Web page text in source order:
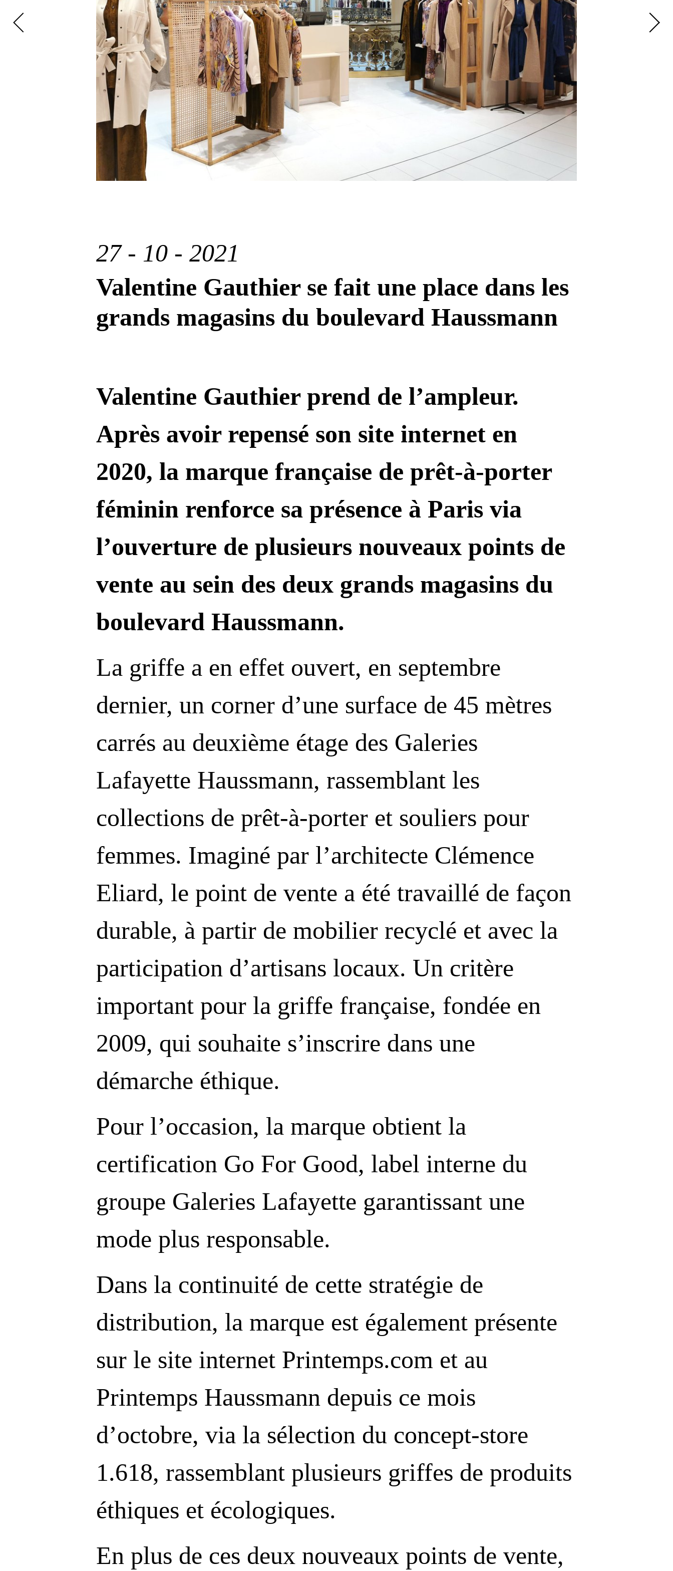
27 - 10 - 2021
Valentine Gauthier se fait une place dans les
grands magasins du boulevard Haussmann
Valentine Gauthier prend de l’ampleur.
Après avoir repensé son site internet en
2020, la marque française de prêt-à-porter
féminin renforce sa présence à Paris via
l’ouverture de plusieurs nouveaux points de
vente au sein des deux grands magasins du
boulevard Haussmann.
La griffe a en effet ouvert, en septembre
dernier, un corner d’une surface de 45 mètres
carrés au deuxième étage des Galeries
Lafayette Haussmann, rassemblant les
collections de prêt-à-porter et souliers pour
femmes. Imaginé par l’architecte Clémence
Eliard, le point de vente a été travaillé de façon
durable, à partir de mobilier recyclé et avec la
participation d’artisans locaux. Un critère
important pour la griffe française, fondée en
2009, qui souhaite s’inscrire dans une
démarche éthique.
Pour l’occasion, la marque obtient la
certification Go For Good, label interne du
groupe Galeries Lafayette garantissant une
mode plus responsable.
Dans la continuité de cette stratégie de
distribution, la marque est également présente
sur le site internet Printemps.com et au
Printemps Haussmann depuis ce mois
d’octobre, via la sélection du concept-store
1.618, rassemblant plusieurs griffes de produits
éthiques et écologiques.
En plus de ces deux nouveaux points de vente,